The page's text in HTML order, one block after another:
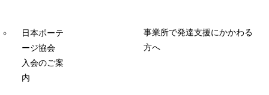
日本ポーテ
ージ協会
入会のご案
内
事業所で発達支援にかかわる
方へ